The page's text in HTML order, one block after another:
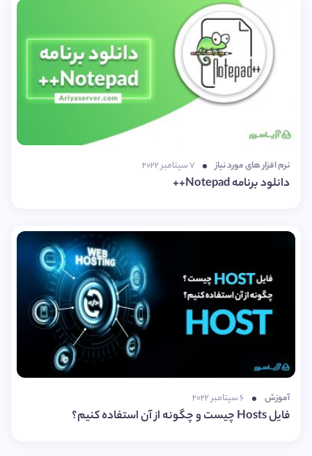
نرم افزار های مورد نیاز ۷ سپتامبر ۲۰۲۲
دانلود برنامه Notepad++
آموزش ۶ سپتامبر ۲۰۲۲
فایل Hosts چیست و چگونه از آن استفاده کنیم؟